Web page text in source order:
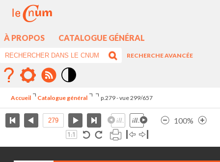
À PROPOS CATALOGUE GÉNÉRAL
RECHERCHE AVANCÉE
élévé
Accueil Catalogue général p.279 - vue 299/657
100%